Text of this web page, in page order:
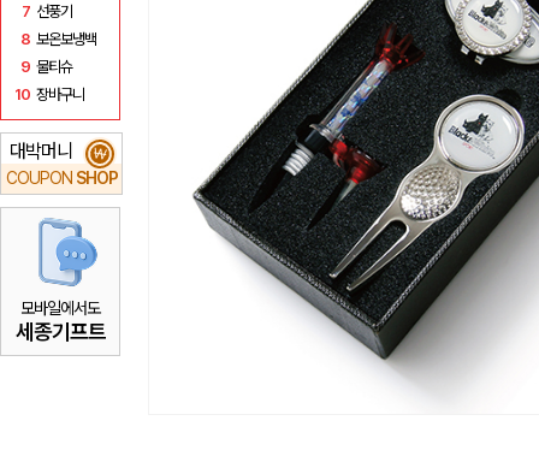
7 선풍기
8 보온보냉백
9 물티슈
10 장바구니
대박머니
COUPON SHOP
₩
모바일에서도
세종기프트